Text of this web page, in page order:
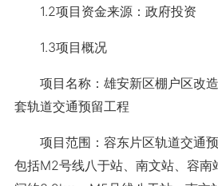
1.2项目资金来源：政府投资
1.3项目概况
项目名称：雄安新区棚户区改造
套轨道交通预留工程
项目范围：容东片区轨道交通预
包括M2号线八于站、南文站、容南